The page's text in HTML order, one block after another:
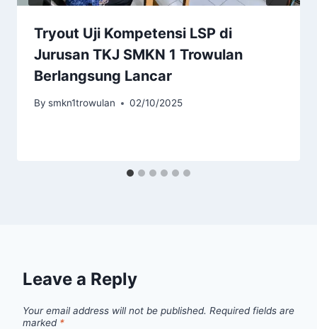
Tryout Uji Kompetensi LSP di
Jurusan TKJ SMKN 1 Trowulan
Berlangsung Lancar
By smkn1trowulan 02/10/2025
Leave a Reply
Your email address will not be published. Required fields are
marked *